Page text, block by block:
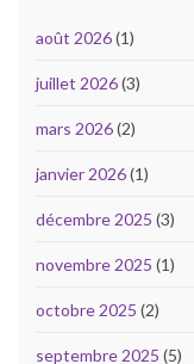
août 2026(1)
juillet 2026(3)
mars 2026(2)
janvier 2026(1)
décembre 2025 (3)
novembre 2025 (1)
octobre 2025 (2)
septembre 2025 (5)